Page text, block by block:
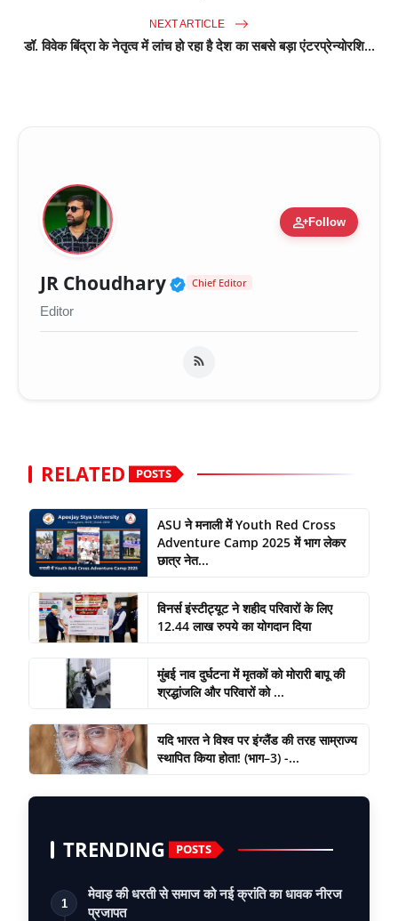
NEXT ARTICLE
डॉ. विवेक बिंद्रा के नेतृत्व में लांच हो रहा है देश का सबसे बड़ा एंटरप्रेन्योरशि...
person_addFollow
JR Choudhary Verified Public Figure
Chief Editor
Editor
RELATED POSTS
ASU ने मनाली में Youth Red Cross
Adventure Camp 2025 में भाग लेकर
छात्र नेत...
विनर्स इंस्टीट्यूट ने शहीद परिवारों के लिए
12.44 लाख रुपये का योगदान दिया
मुंबई नाव दुर्घटना में मृतकों को मोरारी बापू की
श्रद्धांजलि और परिवारों को ...
यदि भारत ने विश्व पर इंग्लैंड की तरह साम्राज्य
स्थापित किया होता! (भाग–3) -...
TRENDING POSTS
1
मेवाड़ की धरती से समाज को नई क्रांति का धावक नीरज
प्रजापत